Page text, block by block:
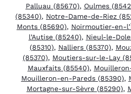
Palluau (85670), Oulmes
(85340), Notre-Dame-de-Riez
Monts (85690), Noirmoutier-en-
l’Autise (85240), Nieul-le-
(85310), Nalliers (85370),
(85370), Moutiers-sur-le-Lay
Mauxfaits (85540),
Mouilleron-en-Pareds (85390),
Mortagne-sur-Sèvre (85290),